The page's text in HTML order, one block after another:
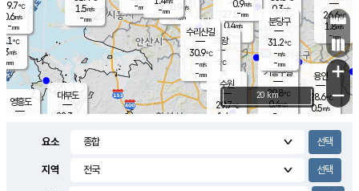
의도
℃
m/s
mm
영흥도
27.8℃
0.4m/s
- mm
용인
28.6℃
0.5m/s
26.6℃
1.8m/s
-mm
대부도
28.3
의왕
- ℃
m/s
mm
0.9 m/s
-mm
-mm -mm 0.3m/s
-mm
0.9m/s
-mm
기흥구갈
29.8℃
0.4m/s
-
수리산길
30.9℃
-m/s
-mm
분당구
31.2℃
-m/s
-mm
29.7℃
0.6m/s
-mm
수원
29.7℃
1.4 m/s
1.5m/s
-mm
+
−
20 km
요소
지역